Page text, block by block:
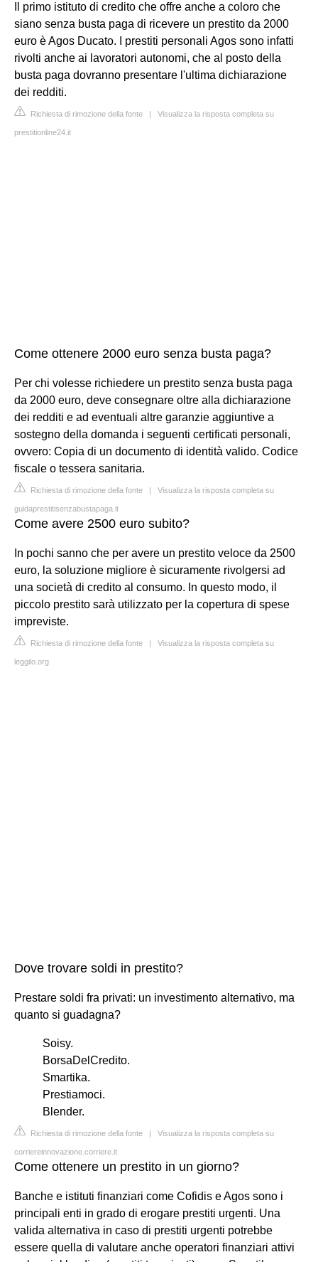
Il primo istituto di credito che offre anche a coloro che
siano senza busta paga di ricevere un prestito da 2000
euro è Agos Ducato. I prestiti personali Agos sono infatti
rivolti anche ai lavoratori autonomi, che al posto della
busta paga dovranno presentare l'ultima dichiarazione
dei redditi.
Richiesta di rimozione della fonte | Visualizza la risposta completa su
prestitionline24.it
Come ottenere 2000 euro senza busta paga?
Per chi volesse richiedere un prestito senza busta paga
da 2000 euro, deve consegnare oltre alla dichiarazione
dei redditi e ad eventuali altre garanzie aggiuntive a
sostegno della domanda i seguenti certificati personali,
ovvero: Copia di un documento di identità valido. Codice
fiscale o tessera sanitaria.
Richiesta di rimozione della fonte | Visualizza la risposta completa su
guidaprestitisenzabustapaga.it
Come avere 2500 euro subito?
In pochi sanno che per avere un prestito veloce da 2500
euro, la soluzione migliore è sicuramente rivolgersi ad
una società di credito al consumo. In questo modo, il
piccolo prestito sarà utilizzato per la copertura di spese
impreviste.
Richiesta di rimozione della fonte | Visualizza la risposta completa su
leggilo.org
Dove trovare soldi in prestito?
Prestare soldi fra privati: un investimento alternativo, ma
quanto si guadagna?
Soisy.
BorsaDelCredito.
Smartika.
Prestiamoci.
Blender.
Richiesta di rimozione della fonte | Visualizza la risposta completa su
corriereinnovazione.corriere.it
Come ottenere un prestito in un giorno?
Banche e istituti finanziari come Cofidis e Agos sono i
principali enti in grado di erogare prestiti urgenti. Una
valida alternativa in caso di prestiti urgenti potrebbe
essere quella di valutare anche operatori finanziari attivi